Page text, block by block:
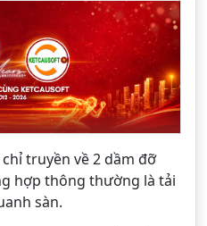
truyền về 2 dầm đỡ
hợp thông thường là tải
sàn.